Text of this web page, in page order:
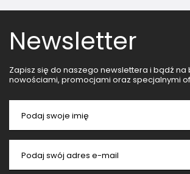
Newsletter
Zapisz się do naszego newslettera i bądź na
nowościami, promocjami oraz specjalnymi
Podaj swoje imię
Podaj swój adres e-mail